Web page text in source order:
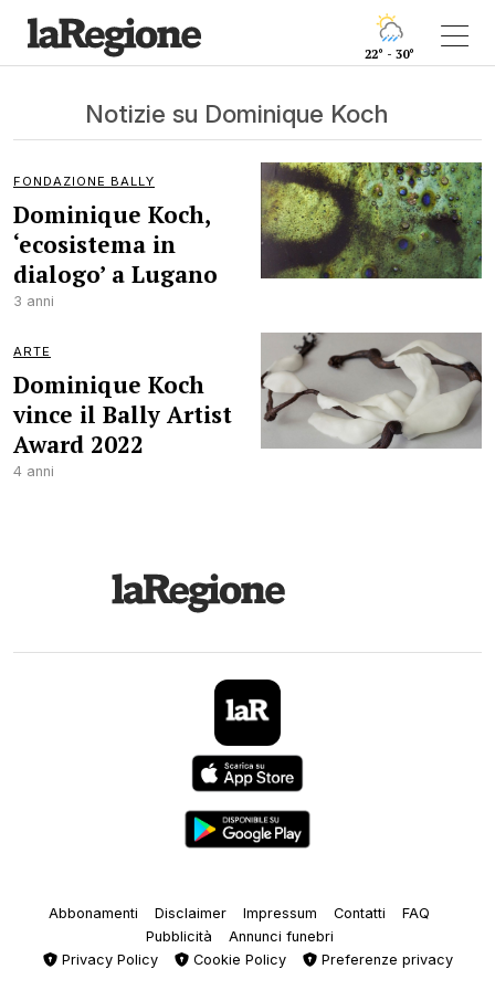
22° - 30°
Notizie su Dominique Koch
FONDAZIONE BALLY
Dominique Koch,
‘ecosistema in
dialogo’ a Lugano
3 anni
ARTE
Dominique Koch
vince il Bally Artist
Award 2022
4 anni
Abbonamenti Disclaimer Impressum Contatti
FAQ
Pubblicità
Annunci funebri
Privacy Policy
Cookie Policy Preferenze privacy